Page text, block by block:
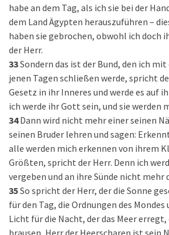
habe an dem Tag, als ich sie bei der
dem Land Ägypten herauszuführen –
haben sie gebrochen, obwohl ich doch
der Herr.
33Sondern das ist der Bund, den ich
jenen Tagen schließen werde, spricht
Gesetz in ihr Inneres und werde es auf
ich werde ihr Gott sein, und sie werden
34 Dann wird nicht mehr einer seinen
seinen Bruder lehren und sagen:
alle werden mich erkennen von ihrem
Größten, spricht der Herr. Denn ich
vergeben und an ihre Sünde nicht mehr
35So spricht der Herr, der die Sonne
für den Tag, die Ordnungen des Mondes
Licht für die Nacht, der das Meer erregt,
brausen, Herr der Heerscharen ist sein